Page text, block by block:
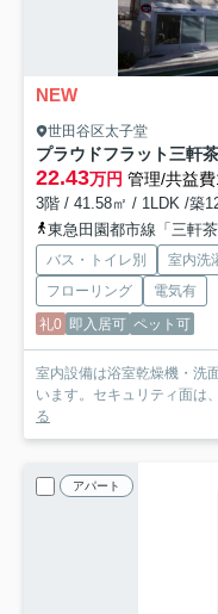
NEW
世田谷区太子堂
プラウドフラット三軒
22.43万円 管理/共益
3階 / 41.58㎡ / 1LDK /築
東急田園都市線「三軒
バス・トイレ別 室内洗
フローリング
電気有
礼0 即入居可 ペット可
室内設備は浴室乾燥機・洗
います。セキュリティ面は
る
アパート